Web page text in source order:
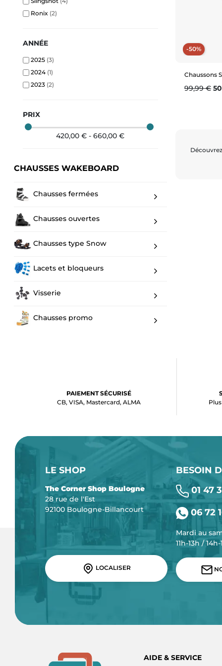
Ronix (2)
ANNÉE
2025 (3)
2024 (1)
2023 (2)
PRIX
420,00 € - 660,00 €
CHAUSSES WAKEBOARD
Chausses fermées
Chausses ouvertes
Chausses type Snow
Lacets et bloqueurs
Visserie
Chausses promo
-50%
Chaussons
Prix de
99,99 €
PAIEMENT SÉCURISÉ
CB, VISA, Mastercard, ALMA
LE SHOP
The Corner Shop Boulogne
28 rue de l'Est
92100 Boulogne-Billancourt
LOCALISER
BESOIN
01 47
06 72
Mardi au
11h-13h /
AIDE & SERVICE